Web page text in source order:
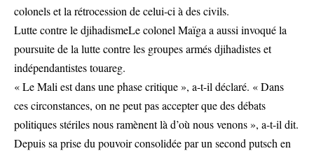
colonels et la rétrocession de celui-ci à des civils.
Lutte contre le djihadismeLe colonel Maïga a aussi invoqué la
poursuite de la lutte contre les groupes armés djihadistes et
indépendantistes touareg.
« Le Mali est dans une phase critique », a-t-il déclaré. « Dans
ces circonstances, on ne peut pas accepter que des débats
politiques stériles nous ramènent là d’où nous venons », a-t-il dit.
Depuis sa prise du pouvoir consolidée par un second putsch en